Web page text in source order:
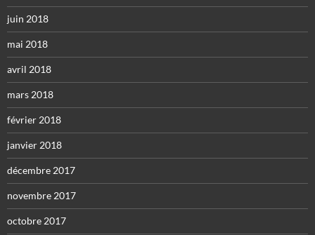
juin 2018
mai 2018
avril 2018
mars 2018
février 2018
janvier 2018
décembre 2017
novembre 2017
octobre 2017